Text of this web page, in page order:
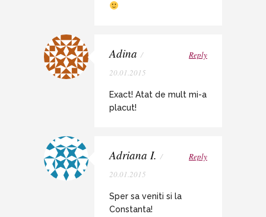
Adina /
20.01.2015
Reply
Exact! Atat de mult mi-a
placut!
Adriana I. /
20.01.2015
Reply
Sper sa veniti si la
Constanta!